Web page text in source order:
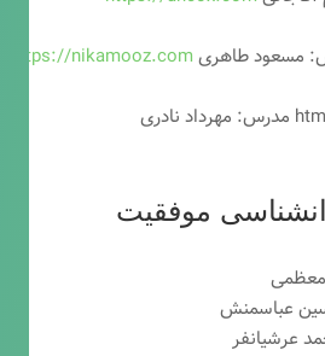
https://nikamooz.com
موفقیت
معظمی
عباسمنش
عرشیانفر